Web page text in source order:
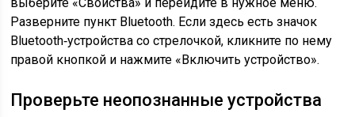
выберите «Свойства» и перейдите в нужное меню.
Разверните пункт Bluetooth. Если здесь есть значок
Bluetooth‑устройства со стрелочкой, кликните по нему
правой кнопкой и нажмите «Включить устройство».
Проверьте неопознанные устройства